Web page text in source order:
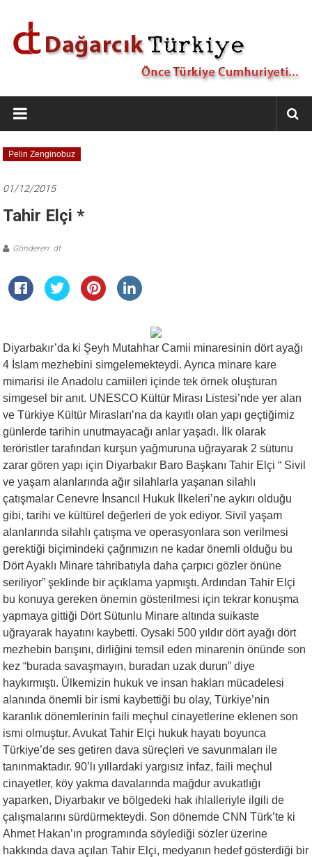
Dağarcık
Türkiye
Önce
Türkiye
Pelin Zenginobuz
01/12/2015
Tahir Elçi *
Gönderen: dt
Diyarbakır’da ki Şeyh Mutahhar Camii minaresinin dört ayağı
4 İslam mezhebini simgelemekteydi. Ayrıca minare kare
mimarisi ile Anadolu camiileri içinde tek örnek oluşturan
simgesel bir anıt. UNESCO Kültür Mirası Listesi’nde yer alan
ve Türkiye Kültür Mirasları’na da kayıtlı olan yapı geçtiğimiz
günlerde tarihin unutmayacağı anlar yaşadı. İlk olarak
teröristler tarafından kurşun yağmuruna uğrayarak 2 sütunu
zarar gören yapı için Diyarbakır Baro Başkanı Tahir Elçi “ Sivil
ve yaşam alanlarında ağır silahlarla yaşanan silahlı
çatışmalar Cenevre İnsancıl Hukuk İlkeleri’ne aykırı olduğu
gibi, tarihi ve kültürel değerleri de yok ediyor. Sivil yaşam
alanlarında silahlı çatışma ve operasyonlara son verilmesi
gerektiği biçimindeki çağrımızın ne kadar önemli olduğu bu
Dört Ayaklı Minare tahribatıyla daha çarpıcı gözler önüne
seriliyor” şeklinde bir açıklama yapmıştı. Ardından Tahir Elçi
bu konuya gereken önemin gösterilmesi için tekrar konuşma
yapmaya gittiği Dört Sütunlu Minare altında suikaste
uğrayarak hayatını kaybetti. Oysaki 500 yıldır dört ayağı dört
mezhebin barışını, dirliğini temsil eden minarenin önünde son
kez “burada savaşmayın, buradan uzak durun” diye
haykırmıştı. Ülkemizin hukuk ve insan hakları mücadelesi
alanında önemli bir ismi kaybettiği bu olay, Türkiye’nin
karanlık dönemlerinin faili meçhul cinayetlerine eklenen son
ismi olmuştur. Avukat Tahir Elçi hukuk hayatı boyunca
Türkiye’de ses getiren dava süreçleri ve savunmaları ile
tanınmaktadır. 90’lı yıllardaki yargısız infaz, faili meçhul
cinayetler, köy yakma davalarında mağdur avukatlığı
yaparken, Diyarbakır ve bölgedeki hak ihlalleriyle ilgili de
çalışmalarını sürdürmekteydi. Son dönemde CNN Türk’te ki
Ahmet Hakan’ın programında söylediği sözler üzerine
hakkında dava açılan Tahir Elçi, medyanın hedef gösterdiği bir